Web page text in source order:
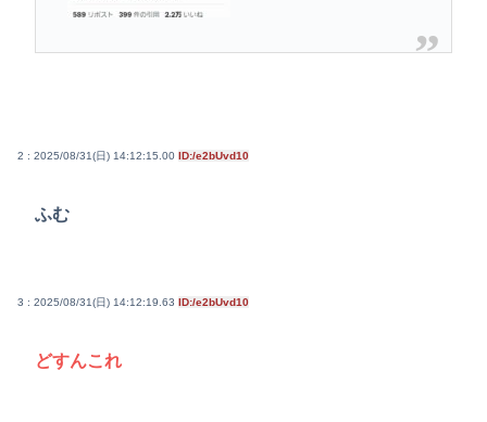
2 : 2025/08/31(日) 14:12:15.00 ID:/e2bUvd10
ふむ
3 : 2025/08/31(日) 14:12:19.63 ID:/e2bUvd10
どすんこれ